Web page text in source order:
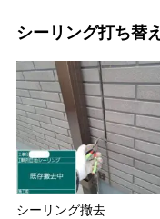
シーリング打ち替え
シーリング撤去